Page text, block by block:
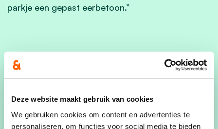
Deze website maakt gebruik van cookies
We gebruiken cookies om content en advertenties te
personaliseren, om functies voor social media te bieden
parkje een gepast eerbetoon.”